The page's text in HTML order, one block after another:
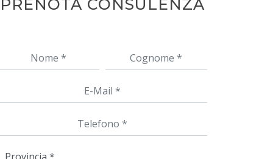
PRENOTA CONSULENZA